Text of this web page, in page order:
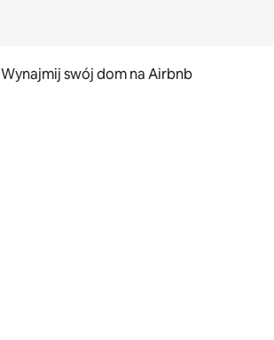
Wynajmij swój dom na Airbnb